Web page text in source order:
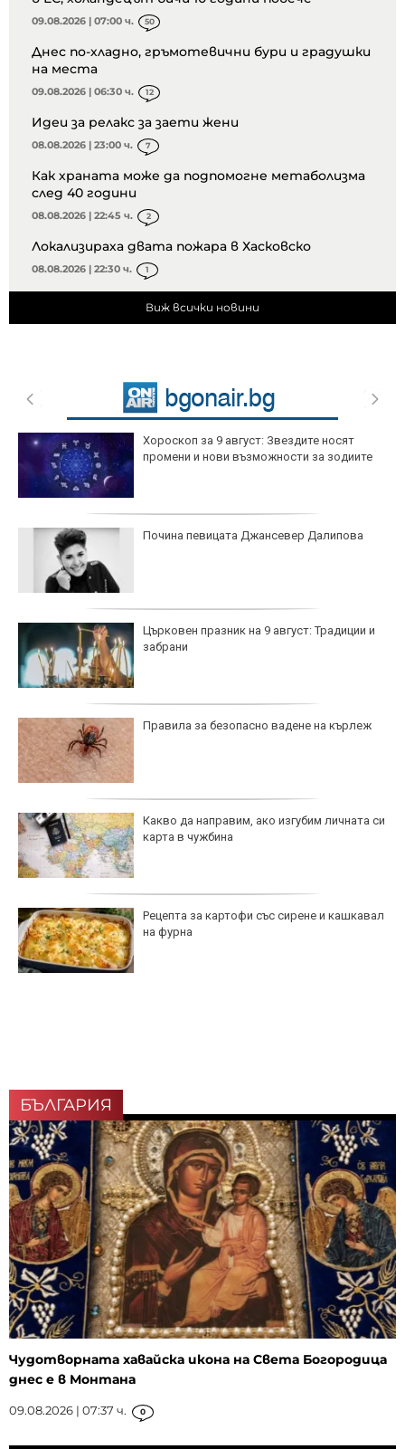
09.08.2026 | 07:00 ч. 50
Днес по-хладно, гръмотевични бури и градушки
на места
09.08.2026 | 06:30 ч. 12
Идеи за релакс за заети жени
08.08.2026 | 23:00 ч. 7
Как храната може да подпомогне метаболизма
след 40 години
08.08.2026 | 22:45 ч. 2
Локализираха двата пожара в Хасковско
08.08.2026 | 22:30 ч. 1
Виж всички новини
Хороскоп за 9 август: Звездите носят
промени и нови възможности за зодиите
Почина певицата Джансевер Далипова
Църковен празник на 9 август: Традиции и
забрани
Правила за безопасно вадене на кърлеж
Какво да направим, ако изгубим личната си
карта в чужбина
Рецепта за картофи със сирене и кашкавал
на фурна
БЪЛГАРИЯ
Чудотворната хавайска икона на Света Богородица
днес е в Монтана
09.08.2026 | 07:37 ч. 0